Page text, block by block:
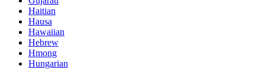
Haitian
Hausa
Hawaiian
Hebrew
Hmong
Hungarian